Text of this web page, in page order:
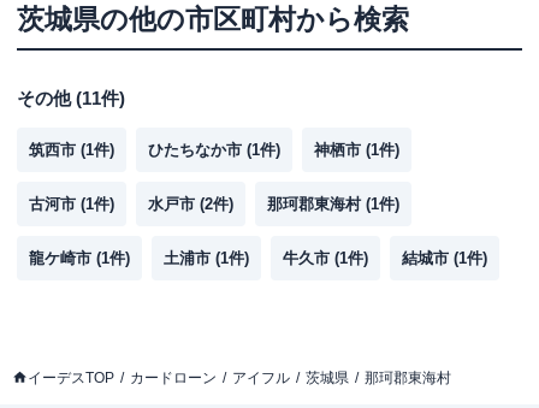
茨城県の他の市区町村から検索
その他(11件)
筑西市 (1件) ひたちなか市 (1件) 神栖市 (1件)
古河市 (1件) 水戸市 (2件) 那珂郡東海村(1件)
龍ケ崎市 (1件) 土浦市 (1件) 牛久市 (1件) 結城市 (1件)
イーデスTOP カードローン アイフル 茨城県 那珂郡東海村